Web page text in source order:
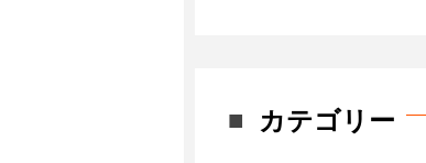
カテゴリー